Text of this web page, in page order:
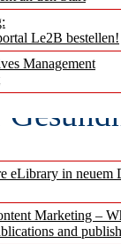
Le2B bestellen!
Management
eLibrary in neuem
Marketing –
and